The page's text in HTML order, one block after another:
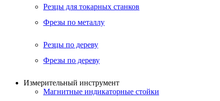
Резцы для токарных станков
Фрезы по металлу
Резцы по дереву
Фрезы по дереву
Измерительный инструмент
Магнитные индикаторные стойки